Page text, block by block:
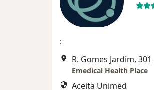
:
Emedical Health Place
Aceita Unimed